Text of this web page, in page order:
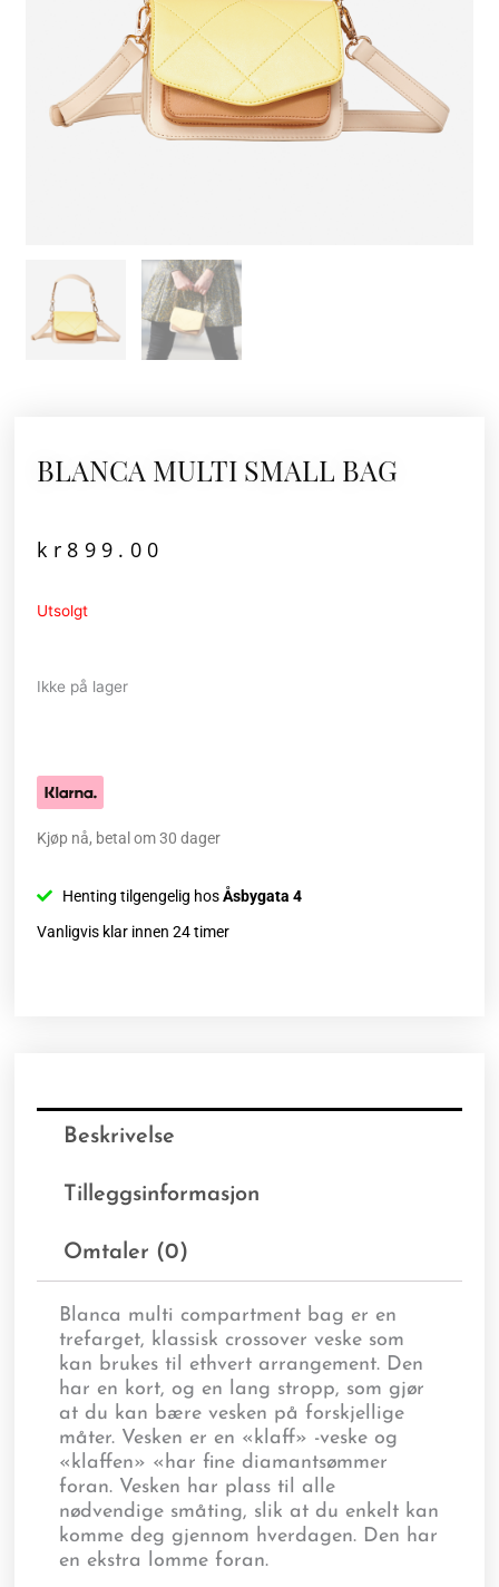
BLANCA MULTI SMALL BAG
kr 899.00
Utsolgt
Ikke på lager
Kjøp nå, betal om 30 dager
Henting tilgengelig hosÅsbygata 4
Vanligvis klar innen 24 timer
Beskrivelse
Tilleggsinformasjon
Omtaler (0)
Blanca multi compartment bag er en
trefarget, klassisk crossover veske som
kan brukes til ethvert arrangement. Den
har en kort, og en lang stropp, som gjør
at du kan bære vesken på forskjellige
måter. Vesken er en «klaff» -veske og
«klaffen» «har fine diamantsømmer
foran. Vesken har plass til alle
nødvendige småting, slik at du enkelt kan
komme deg gjennom hverdagen. Den har
en ekstra lomme foran.